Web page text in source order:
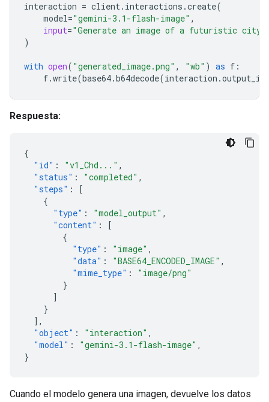
interaction = client. interactions .create(
model="gemini-3.1-flash-image" ,
input="Generate an image of a futuristic city
)
with open( "generated_image.png" , "wb" ) as f :
f.write(base64.b64decode(interaction .
Respuesta:
{
"id" : "v1_Chd..." ,
"status" : "completed" ,
"steps" :
[
{
"type" : "model_output" ,
"content" :
[
{
"type" : "image" ,
"data" : "BASE64_ENCODED_IMAGE" ,
"mime_type" :
"image/png"
}
]
}
],
"object" : "interaction" ,
"model" : "gemini-3.1-flash-image" ,
}
Cuando el modelo genera una imagen, devuelve los datos